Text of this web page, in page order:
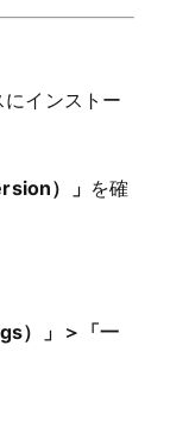
インストー
）」 を確
）」＞「一